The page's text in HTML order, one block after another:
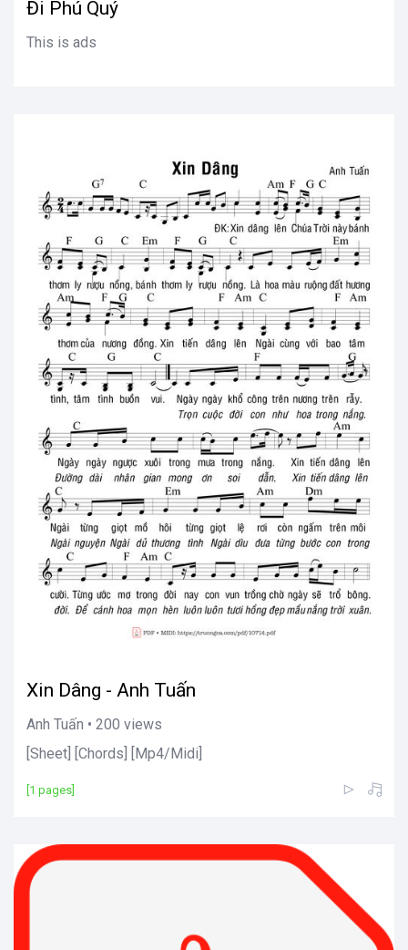
Đi Phú Quý
This is ads
Xin Dâng - Anh Tuấn
Anh Tuấn • 200 views
[Sheet] [Chords] [Mp4/Midi]
[1 pages]